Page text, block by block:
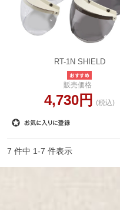
RT-1N SHIELD
販売価格
4,730円 (税込)
7 件中 1-7 件表示